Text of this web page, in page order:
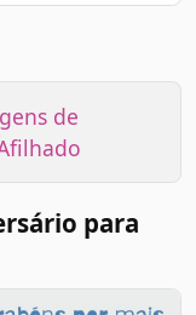
de
para